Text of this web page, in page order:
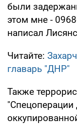
были
этом мне -
написал
Читайте:
главарь "ДНР"
Также